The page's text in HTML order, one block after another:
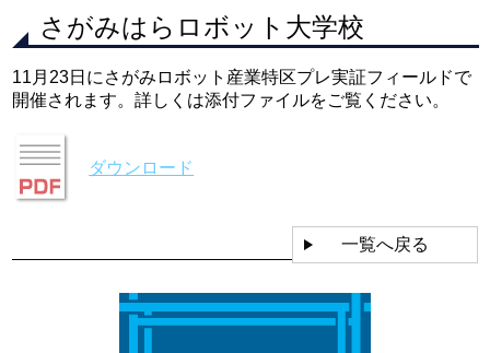
さがみはらロボット大学校
11月23日にさがみロボット産業特区プレ実証フィールドで
開催されます。詳しくは添付ファイルをご覧ください。
ダウンロード
一覧へ戻る